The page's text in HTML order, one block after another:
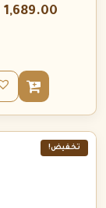
1,689.00
تخفيض!